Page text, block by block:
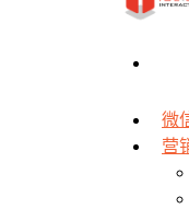
微
营